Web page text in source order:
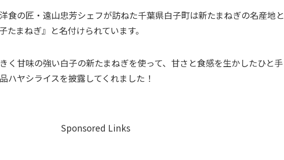
食の匠・遠山忠芳シェフが訪ねた千葉県白子町は新たまねぎの名産地と
たまねぎ』と名付けられています。
く甘味の強い白子の新たまねぎを使って、甘さと食感を生かしたひと手
ハヤシライスを披露してくれました！
Sponsored Links